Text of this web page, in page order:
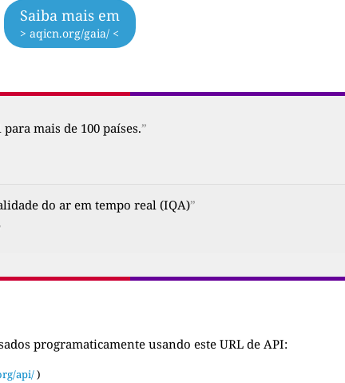
Saiba mais em
> aqicn.org/gaia/ <
mais de 100 países.”
do ar em tempo real (IQA)”
programaticamente usando este URL de API:
api/)